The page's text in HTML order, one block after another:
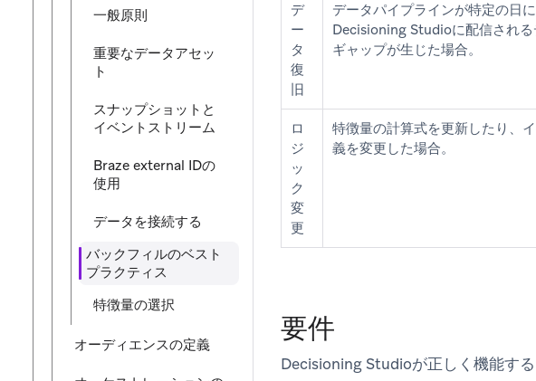
一般原則
重要なデータアセッ
ト
スナップショットと
イベントストリーム
Braze external IDの
使用
データを接続する
バックフィルのベスト
プラクティス
特徴量の選択
オーディエンスの定義
デ
ー
タ
復
旧
データパイプラインが特定の日に
Decisioning Studioに配信される
ギャップが生じた場合。
ロ
ジ
ッ
ク
変
更
特徴量の計算式を更新したり、
義を変更した場合。
要件
Decisioning Studioが正しく機能す